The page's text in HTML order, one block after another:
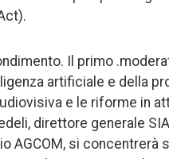
Il primo
artificiale e della
e le riforme in
direttore generale
si concentrerà